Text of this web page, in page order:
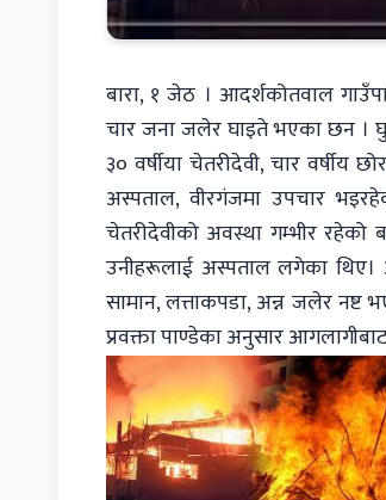
बारा, १ जेठ । आदर्शकोतवाल
चार जना जलेर घाइते भएका छन ।
३० वर्षीया चेतरीदेवी, चार वर्षीय
अस्पताल, वीरगंजमा उपचार
चेतरीदेवीको अवस्था गम्भीर
उनीहरूलाई अस्पताल लगेका थिए।
सामान, लत्ताकपडा, अन्न जलेर नष्ट
प्रवक्ता पाण्डेका अनुसार